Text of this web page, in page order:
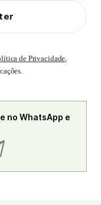
de Privacidade,
no WhatsApp e